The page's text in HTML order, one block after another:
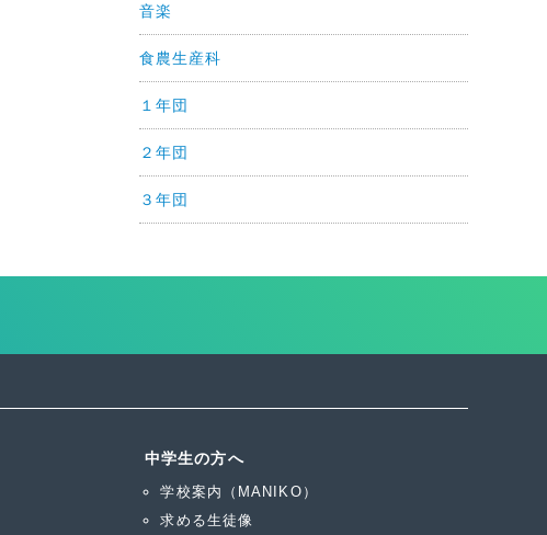
音楽
食農生産科
１年団
２年団
３年団
中学生の方へ
学校案内（MANIKO）
求める生徒像